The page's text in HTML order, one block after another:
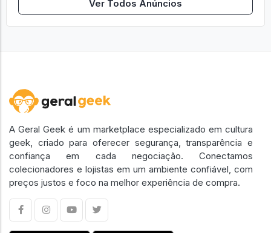
Ver Todos Anúncios
A Geral Geek é um marketplace especializado em cultura
geek, criado para oferecer segurança, transparência e
confiança em cada negociação. Conectamos
colecionadores e lojistas em um ambiente confiável, com
preços justos e foco na melhor experiência de compra.